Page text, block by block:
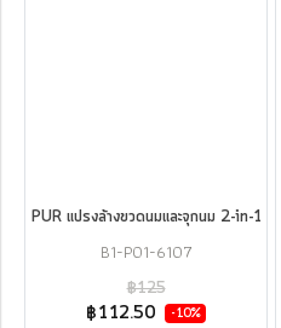
PUR แปรงล้างขวดนมและจุกนม 2-in-1
B1-P01-6107
฿125
฿112.50 -10%